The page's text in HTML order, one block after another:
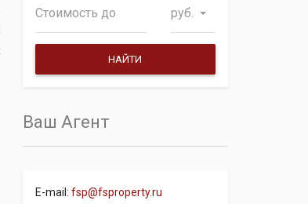
руб.
Ваш Агент
E-mail: fsp@fsproperty.ru